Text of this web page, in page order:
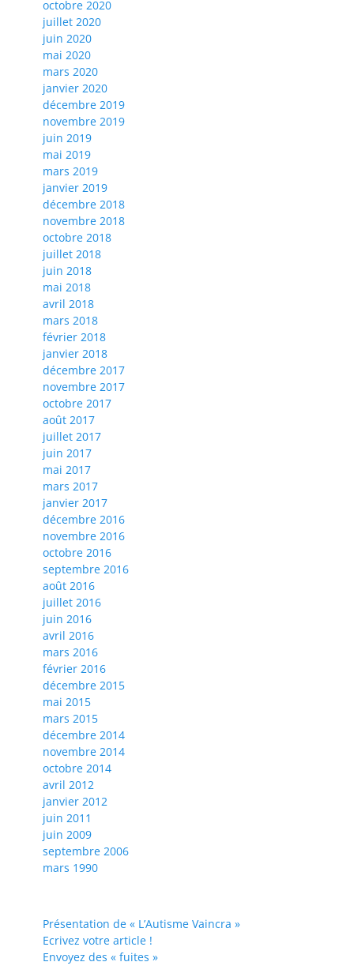
octobre 2020
juillet 2020
juin 2020
mai 2020
mars 2020
janvier 2020
décembre 2019
novembre 2019
juin 2019
mai 2019
mars 2019
janvier 2019
décembre 2018
novembre 2018
octobre 2018
juillet 2018
juin 2018
mai 2018
avril 2018
mars 2018
février 2018
janvier 2018
décembre 2017
novembre 2017
octobre 2017
août 2017
juillet 2017
juin 2017
mai 2017
mars 2017
janvier 2017
décembre 2016
novembre 2016
octobre 2016
septembre 2016
août 2016
juillet 2016
juin 2016
avril 2016
mars 2016
février 2016
décembre 2015
mai 2015
mars 2015
décembre 2014
novembre 2014
octobre 2014
avril 2012
janvier 2012
juin 2011
juin 2009
septembre 2006
mars 1990
Présentation de « L’Autisme Vaincra »
Ecrivez votre article !
Envoyez des « fuites »